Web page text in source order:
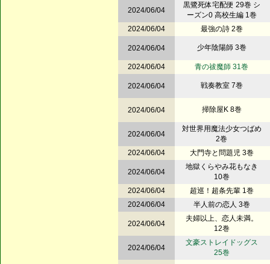
2024/06/04
黒鷺死体宅配便 29巻 シ
ーズン0 高校生編 1巻
2024/06/04
最強の詩 2巻
2024/06/04 少年陰陽師 3巻
2024/06/04 青の祓魔師 31巻
2024/06/04 戦奏教室 7巻
2024/06/04 掃除屋K 8巻
2024/06/04
対世界用魔法少女つばめ
2巻
2024/06/04
大門寺と問題児 3巻
2024/06/04
地獄くらやみ花もなき
10巻
2024/06/04
超巡！超条先輩 1巻
2024/06/04
半人前の恋人 3巻
2024/06/04
夫婦以上、恋人未満。
12巻
2024/06/04
文豪ストレイドッグス
25巻